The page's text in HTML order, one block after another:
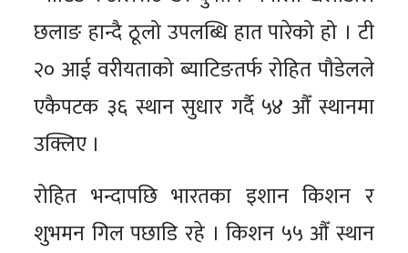
छलाङ हान्दै ठूलो उपलब्धि हात पारेको हो । टी
२० आई वरीयताको ब्याटिङतर्फ रोहित पौडेलले
एकैपटक ३६ स्थान सुधार गर्दै ५४ औँ स्थानमा
उक्लिए ।
रोहित भन्दापछि भारतका इशान किशन र
शुभमन गिल पछाडि रहे । किशन ५५ औँ स्थान